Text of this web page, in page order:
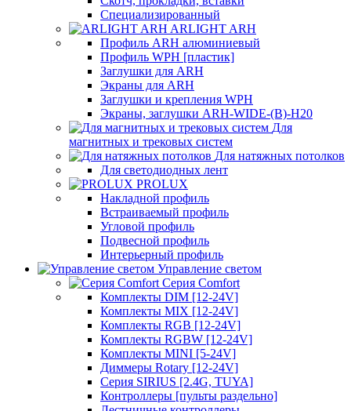
Специализированный
ARLIGHT ARH
Профиль ARH алюминиевый
Профиль WPH [пластик]
Заглушки для ARH
Экраны для ARH
Заглушки и крепления WPH
Экраны, заглушки ARH-WIDE-(B)-H20
Для
магнитных и трековых систем
Для натяжных потолков
Для светодиодных лент
PROLUX
Накладной профиль
Встраиваемый профиль
Угловой профиль
Подвесной профиль
Интерьерный профиль
Управление светом
Серия Comfort
Комплекты DIM [12-24V]
Комплекты MIX [12-24V]
Комплекты RGB [12-24V]
Комплекты RGBW [12-24V]
Комплекты MINI [5-24V]
Диммеры Rotary [12-24V]
Серия SIRIUS [2.4G, TUYA]
Контроллеры [пульты раздельно]